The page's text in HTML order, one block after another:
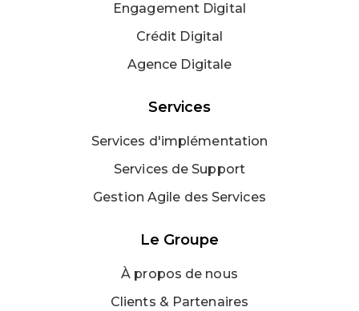
Engagement Digital
Crédit Digital
Agence Digitale
Services
Services d'implémentation
Services de Support
Gestion Agile des Services
Le Groupe
À propos de nous
Clients & Partenaires